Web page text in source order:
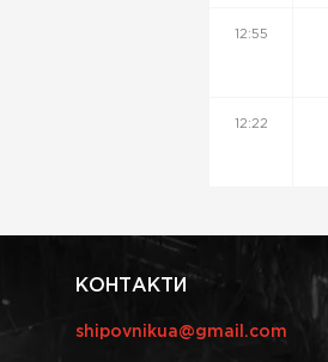
12:55
12:22
КОНТАКТИ
shipovnikua@gmail.com